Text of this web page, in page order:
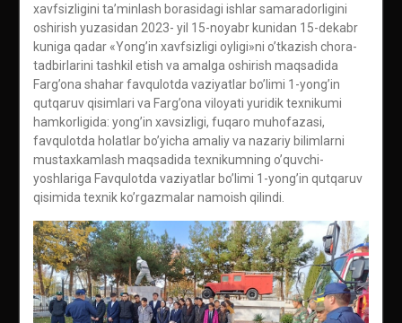
xavfsizligini ta’minlash borasidagi ishlar samaradorligini
oshirish yuzasidan 2023- yil 15-noyabr kunidan 15-dekabr
kuniga qadar «Yong’in xavfsizligi oyligi»ni o’tkazish chora-
tadbirlarini tashkil etish va amalga oshirish maqsadida
Farg’ona shahar favqulotda vaziyatlar bo’limi 1-yong’in
qutqaruv qisimlari va Farg’ona viloyati yuridik texnikumi
hamkorligida: yong’in xavsizligi, fuqaro muhofazasi,
favqulotda holatlar bo’yicha amaliy va nazariy bilimlarni
mustaxkamlash maqsadida texnikumning o’quvchi-
yoshlariga Favqulotda vaziyatlar bo’limi 1-yong’in qutqaruv
qisimida texnik ko’rgazmalar namoish qilindi.